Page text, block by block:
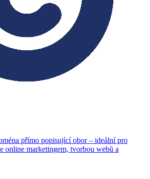
přímo popisující obor – ideální pro
online marketingem, tvorbou webů a